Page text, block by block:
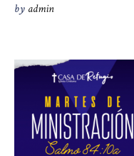
by admin